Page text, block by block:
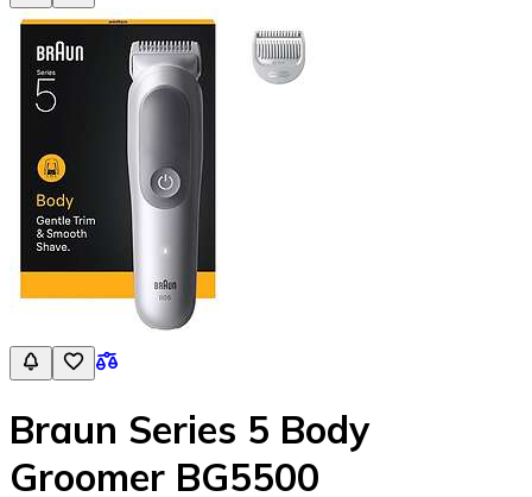
Braun Series 5 Body
Groomer BG5500